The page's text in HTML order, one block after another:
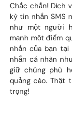
Chắc chắn! Dịch
kỳ tin nhắn SMS
như một người
mạnh một điểm
nhắn của bạn
nhắn cá nhân
giữ chúng phù
quảng cáo. Thật
trọng!